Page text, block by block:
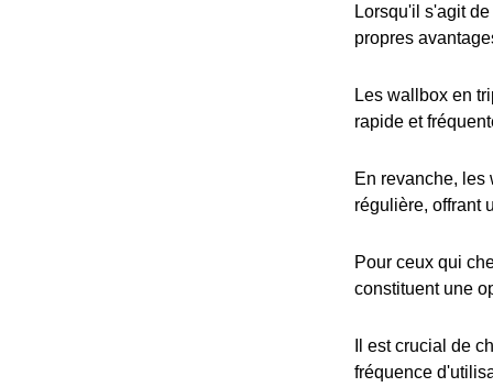
Lorsqu'il s'agit
propres
Les wallbox en
rapide et
En revanche,
régulière, offrant
Pour ceux qui
constituent une
Il est crucial de
fréquence